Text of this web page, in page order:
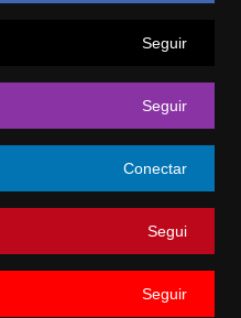
Seguir
Seguir
Conectar
Segui
Seguir